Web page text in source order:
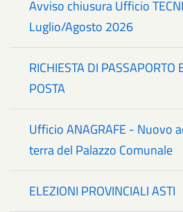
Avviso chiusura Ufficio
Luglio/Agosto 2026
RICHIESTA DI PASSAPORTO
POSTA
Ufficio ANAGRAFE - Nuovo
terra del Palazzo Comunale
ELEZIONI PROVINCIALI ASTI